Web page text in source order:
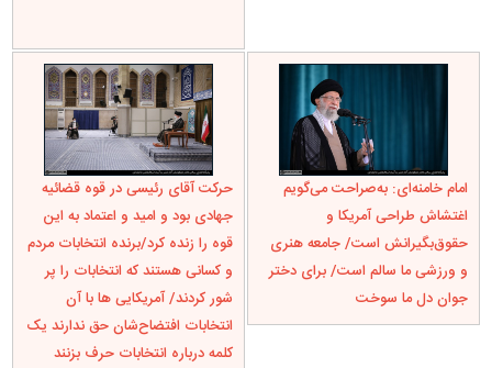
امام خامنه‌ای: به‌صراحت می‌گویم
اغتشاش طراحی آمریکا و
حقو‌ق‌بگیرانش است/ جامعه هنری
و ورزشی ما سالم است/ برای دختر
جوان دل ما سوخت
حرکت آقای رئیسی در قوه قضائیه
جهادی بود و امید و اعتماد به این
قوه را زنده کرد/برنده انتخابات مردم
و کسانی هستند که انتخابات را پر
شور کردند/ آمریکایی ها با آن
انتخابات افتضاح‌شان حق ندارند یک
کلمه درباره انتخابات حرف بزنند